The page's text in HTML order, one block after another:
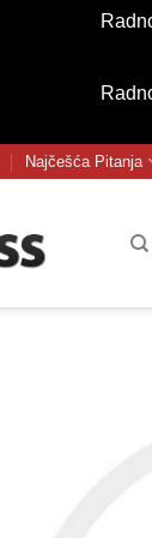
Najčešća Pitanja